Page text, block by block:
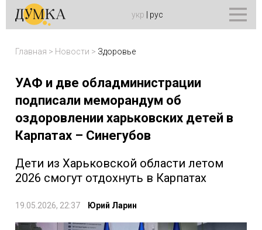
укр рус
Главная > Новости > Здоровье
УАФ и две обладминистрации
подписали меморандум об
оздоровлении харьковских детей в
Карпатах – Синегубов
Дети из Харьковской области летом
2026 смогут отдохнуть в Карпатах
19.05.2026, 22:37 Юрий Ларин